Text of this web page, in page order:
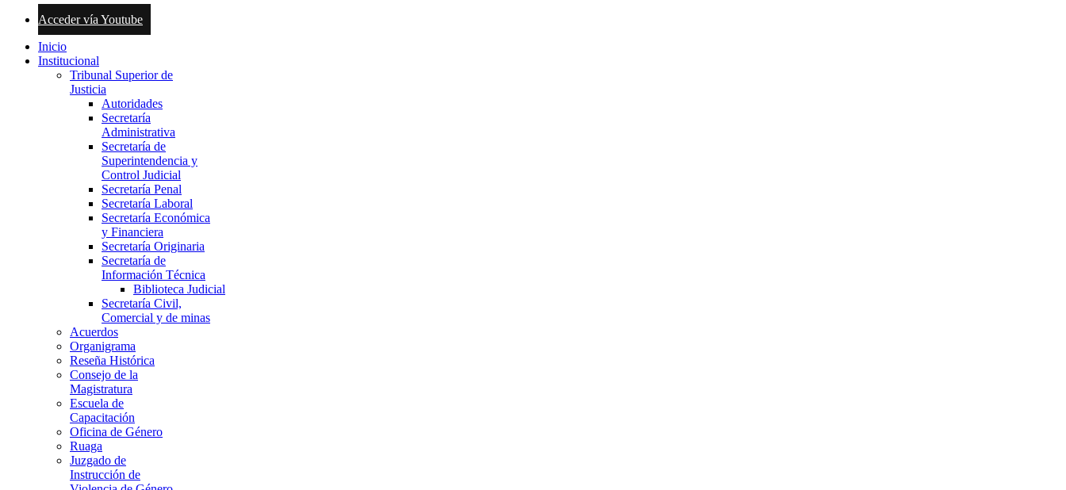
Acceder vía Youtube
Inicio
Institucional
Tribunal Superior de
Justicia
Autoridades
Secretaría
Administrativa
Secretaría de
Superintendencia y
Control Judicial
Secretaría Penal
Secretaría Laboral
Secretaría Económica
y Financiera
Secretaría Originaria
Secretaría de
Información Técnica
Biblioteca Judicial
Secretaría Civil,
Comercial y de minas
Acuerdos
Organigrama
Reseña Histórica
Consejo de la
Magistratura
Escuela de
Capacitación
Oficina de Género
Ruaga
Juzgado de
Instrucción de